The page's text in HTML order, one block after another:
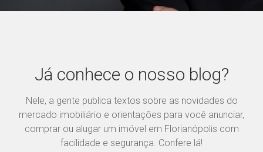
Já conhece o nosso blog?
Nele, a gente publica textos sobre as novidades do
mercado imobiliário e orientações para você anunciar,
comprar ou alugar um imóvel em Florianópolis com
facilidade e segurança. Confere lá!